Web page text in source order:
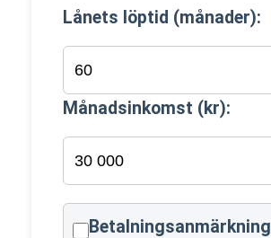
Lånets löptid (månader):
Månadsinkomst (kr):
Betalningsanmärkning